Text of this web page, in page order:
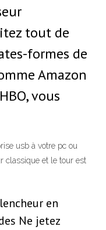
tout de
formes de
Amazon
vous
usb à votre pc ou
classique et le tour est
en
Ne jetez